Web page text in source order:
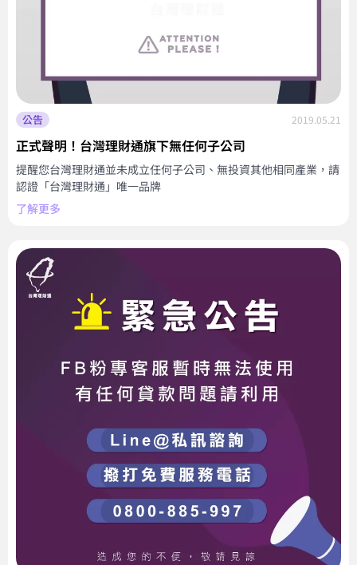
公告 2019.05.21
正式聲明！台灣理財通旗下無任何子公司
提醒您台灣理財通並未成立任何子公司、無投資其他相同產業，請
認證「台灣理財通」唯一品牌
了解更多